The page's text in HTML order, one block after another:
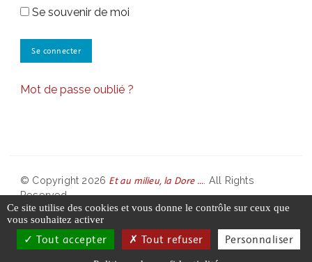
Se souvenir de moi
Mot de passe oublié ?
© Copyright 2026 Et au milieu, la Dore ... . All Rights
Reserved.
Partenaires
Contact
Politique de confidentialité
Mentions légales
Ce site utilise des cookies et vous donne le contrôle sur ceux que
vous souhaitez activer
Tout accepter Tout refuser Personnaliser